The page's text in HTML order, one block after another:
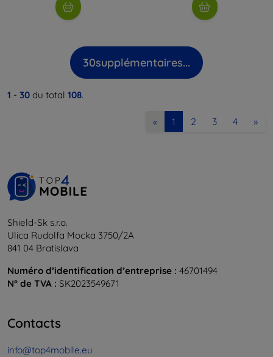
30supplémentaires...
1 - 30 du total 108.
« 1 2 3 4 »
Shield-Sk s.r.o.
Ulica Rudolfa Mocka 3750/2A
841 04 Bratislava
Numéro d’identification d’entreprise : 46701494
N° de TVA : SK2023549671
Contacts
info@top4mobile.eu